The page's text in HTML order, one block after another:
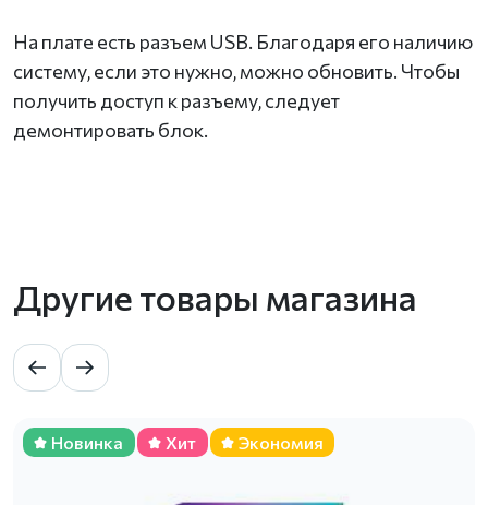
На плате есть разъем USB. Благодаря его наличию
систему, если это нужно, можно обновить. Чтобы
получить доступ к разъему, следует
демонтировать блок.
Другие товары магазина
Новинка Хит Экономия